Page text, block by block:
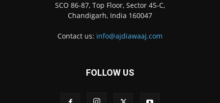
SCO 86-87, Top Floor, Sector 45-C,
Chandigarh, India 160047
Contact us: info@ajdiawaaj.com
FOLLOW US